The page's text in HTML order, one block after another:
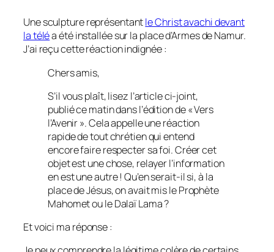
Une sculpture représentantle Christ avachi devant
la téléa été installée sur la place d’Armes de Namur.
J’ai reçu cette réaction indignée :
Chers amis,
S’il vous plaît, lisez l’article ci-joint,
publié ce matin dans l’édition de « Vers
l’Avenir ». Cela appelle une réaction
rapide de tout chrétien qui entend
encore faire respecter sa foi. Créer cet
objet est une chose, relayer l’information
en est une autre ! Qu’en serait-il si, à la
place de Jésus, on avait mis le Prophète
Mahomet ou le Dalaï Lama ?
Et voici ma réponse :